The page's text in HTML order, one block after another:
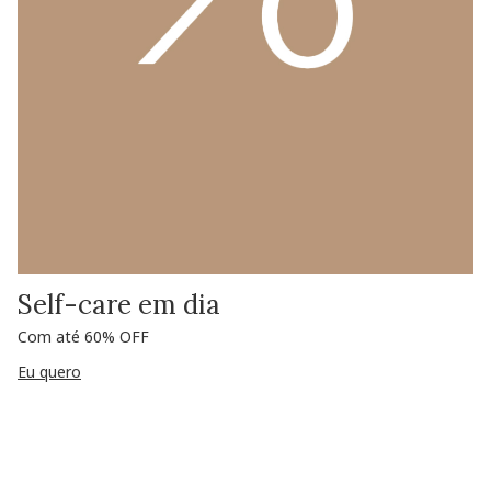
Self-care em dia
Com até 60% OFF
Eu quero